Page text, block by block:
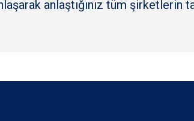
anlaştığınız tüm şirketlerin